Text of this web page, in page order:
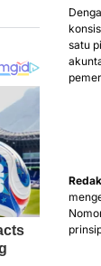
satu